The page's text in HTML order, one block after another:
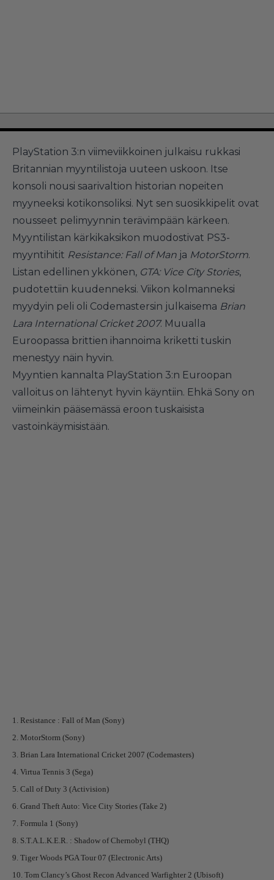
PlayStation 3:n viimeviikkoinen julkaisu rukkasi
Britannian myyntilistoja uuteen uskoon. Itse
konsoli nousi saarivaltion historian nopeiten
myyneeksi kotikonsoliksi. Nyt sen suosikkipelit ovat
nousseet pelimyynnin terävimpään kärkeen.
Myyntilistan kärkikaksikon muodostivat PS3-
myyntihitit Resistance: Fall of Man ja MotorStorm.
Listan edellinen ykkönen, GTA: Vice City Stories,
pudotettiin kuudenneksi. Viikon kolmanneksi
myydyin peli oli Codemastersin julkaisema Brian
Lara International Cricket 2007. Muualla
Euroopassa brittien ihannoima kriketti tuskin
menestyy näin hyvin.
Myyntien kannalta PlayStation 3:n Euroopan
valloitus on lähtenyt hyvin käyntiin. Ehkä Sony on
viimeinkin pääsemässä eroon tuskaisista
vastoinkäymisistään.
1. Resistance : Fall of Man (Sony)
2. MotorStorm (Sony)
3. Brian Lara International Cricket 2007 (Codemasters)
4. Virtua Tennis 3 (Sega)
5. Call of Duty 3 (Activision)
6. Grand Theft Auto: Vice City Stories (Take 2)
7. Formula 1 (Sony)
8. S.T.A.L.K.E.R. : Shadow of Chernobyl (THQ)
9. Tiger Woods PGA Tour 07 (Electronic Arts)
10. Tom Clancy’s Ghost Recon Advanced Warfighter 2 (Ubisoft)